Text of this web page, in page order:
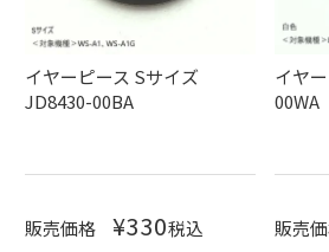
イヤーピース Sサイズ
JD8430-00BA
販売価格 ¥330税込
イヤ
00WA
販売